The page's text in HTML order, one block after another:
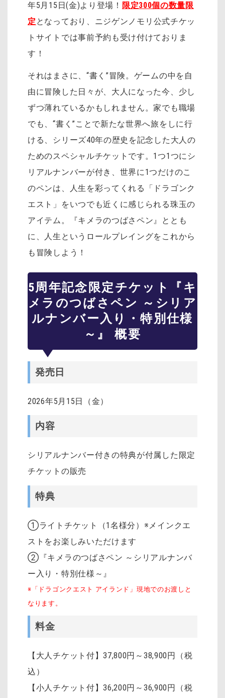
年5月15日(金)より登場！ 限定300個の数量限
定 となっており、ニジゲンノモリ公式チケッ
トサイトでは事前予約も受け付けておりま
す！
それはまさに、“書く”冒険。ゲームの中を自
由に冒険した日々が、大人になった今、少し
ずつ薄れているかもしれません。家でも職場
でも、“書く”ことで新たな世界へ旅をしに行
ける、シリーズ40年の歴史を記念した大人の
ためのスペシャルチケットです。1つ1つにシ
リアルナンバーが付き、世界に1つだけのこ
のペンは、人生を彩ってくれる「ドラゴンク
エスト」をいつでも近くに感じられる珠玉の
アイテム。『キメラのつばさペン』ととも
に、人生というロールプレイングをこれから
も冒険しよう！
5周年記念限定チケット『キ
メラのつばさペン ～シリア
ルナンバー入り・特別仕様
～』 概要
発売日
2026年5月15日（金）
内容
シリアルナンバー付きの特典が付属した限定
チケットの販売
特典
①ライトチケット（1名様分）※メインクエ
ストをお楽しみいただけます
②『キメラのつばさペン ～シリアルナンバ
ー入り・特別仕様～』
※「ドラゴンクエスト アイランド」現地でのお渡しと
なります。
料金
【大人チケット付】37,800円～38,900円（税
込）
【小人チケット付】36,200円～36,900円（税